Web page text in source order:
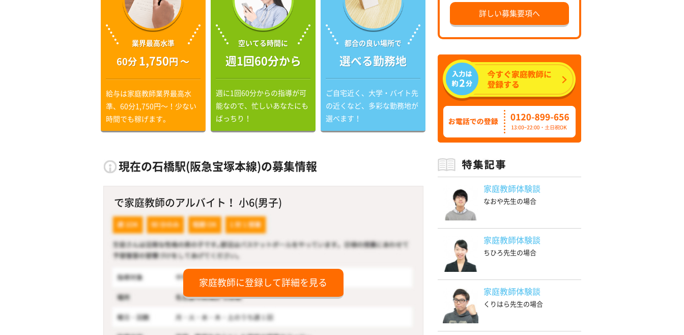
業界最高水準
60分 1,750円 〜
給与は家庭教師業界最高水
準、60分1,750円〜！少ない
時間でも稼げます。
空いてる時間に
週1回60分から
週に1回60分からの指導が可
能なので、忙しいあなたにも
ばっちり！
都合の良い場所で
選べる勤務地
ご自宅近く、大学・バイト先
の近くなど、多彩な勤務地が
選べます！
現在の石橋駅(阪急宝塚本線)の募集情報
で家庭教師のアルバイト！ 小6(男子)
家庭教師に登録して詳細を見る
詳しい募集要項へ
家庭教師体験談
なおや先生の場合
家庭教師体験談
ちひろ先生の場合
家庭教師体験談
くりはら先生の場合